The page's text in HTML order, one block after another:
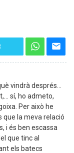
vindrà després...
sí, ho admeto,
Per això he
que la meva relació
i és ben escassa
que tinc al
els batecs